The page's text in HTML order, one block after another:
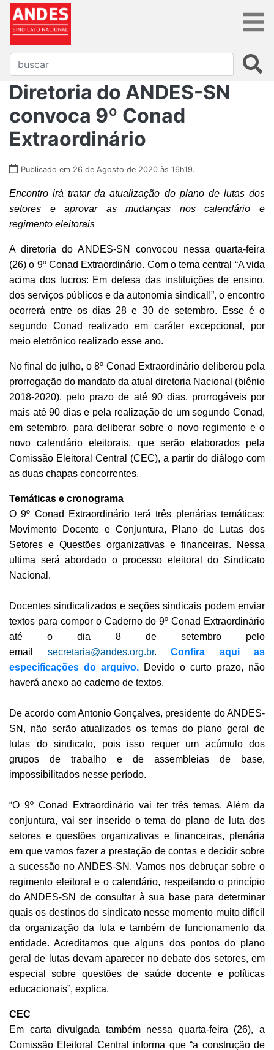
Diretoria do ANDES-SN
convoca 9º Conad
Extraordinário
Publicado em 26 de Agosto de 2020 às 16h19.
Encontro irá tratar da atualização do plano de lutas dos
setores e aprovar as mudanças nos calendário e
regimento eleitorais
A diretoria do ANDES-SN convocou nessa quarta-feira
(26) o 9º Conad Extraordinário. Com o tema central “A vida
acima dos lucros: Em defesa das instituições de ensino,
dos serviços públicos e da autonomia sindical!”, o encontro
ocorrerá entre os dias 28 e 30 de setembro. Esse é o
segundo Conad realizado em caráter excepcional, por
meio eletrônico realizado esse ano.
No final de julho, o 8º Conad Extraordinário deliberou pela
prorrogação do mandato da atual diretoria Nacional (biênio
2018-2020), pelo prazo de até 90 dias, prorrogáveis por
mais até 90 dias e pela realização de um segundo Conad,
em setembro, para deliberar sobre o novo regimento e o
novo calendário eleitorais, que serão elaborados pela
Comissão Eleitoral Central (CEC), a partir do diálogo com
as duas chapas concorrentes.
Temáticas e cronograma
O 9º Conad Extraordinário terá três plenárias temáticas:
Movimento Docente e Conjuntura, Plano de Lutas dos
Setores e Questões organizativas e financeiras. Nessa
ultima será abordado o processo eleitoral do Sindicato
Nacional.
Docentes sindicalizados e seções sindicais podem enviar
textos para compor o Caderno do 9º Conad Extraordinário
até o dia 8 de setembro pelo
email secretaria@andes.org.br. Confira aqui as
especificações do arquivo. Devido o curto prazo, não
haverá anexo ao caderno de textos.
De acordo com Antonio Gonçalves, presidente do ANDES-
SN, não serão atualizados os temas do plano geral de
lutas do sindicato, pois isso requer um acúmulo dos
grupos de trabalho e de assembleias de base,
impossibilitados nesse período.
“O 9º Conad Extraordinário vai ter três temas. Além da
conjuntura, vai ser inserido o tema do plano de luta dos
setores e questões organizativas e financeiras, plenária
em que vamos fazer a prestação de contas e decidir sobre
a sucessão no ANDES-SN. Vamos nos debruçar sobre o
regimento eleitoral e o calendário, respeitando o princípio
do ANDES-SN de consultar à sua base para determinar
quais os destinos do sindicato nesse momento muito difícil
da organização da luta e também de funcionamento da
entidade. Acreditamos que alguns dos pontos do plano
geral de lutas devam aparecer no debate dos setores, em
especial sobre questões de saúde docente e políticas
educacionais”, explica.
CEC
Em carta divulgada também nessa quarta-feira (26), a
Comissão Eleitoral Central informa que “a construção de